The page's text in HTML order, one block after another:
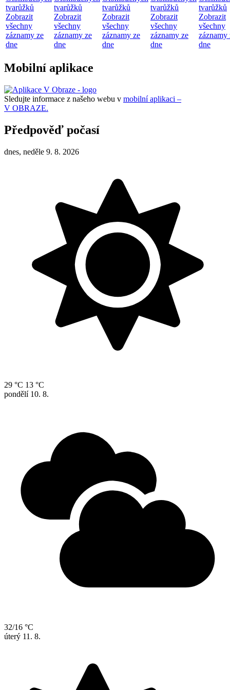
tvarůžků
Zobrazit
všechny
záznamy ze
dne
tvarůžků
Zobrazit
všechny
záznamy ze
dne
tvarůžků
Zobrazit
všechny
záznamy ze
dne
tvarůžků
Zobrazit
všechny
záznamy ze
dne
tvarůžků
Zobrazit
všechny
záznamy
dne
Mobilní aplikace
Sledujte informace z našeho webu v mobilní aplikaci –
V OBRAZE.
Předpověď počasí
dnes, neděle 9. 8. 2026
29 °C 13 °C
pondělí 10. 8.
32/16 °C
úterý 11. 8.